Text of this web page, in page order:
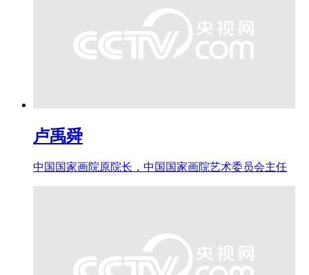
卢禹舜
中国国家画院原院长，中国国家画院艺术委员会主任